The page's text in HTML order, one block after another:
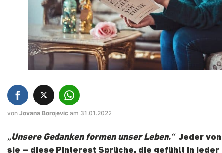
von Jovana Borojevic am 31.01.2022
„Unsere Gedanken formen unser Leben.“Jeder von
sie – diese Pinterest Sprüche, die gefühlt in jeder